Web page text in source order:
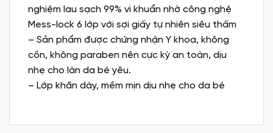
nghiệm lau sạch 99% vi khuẩn nhờ công nghệ
Mess-lock 6 lớp với sợi giấy tự nhiên siêu thấm
– Sản phẩm được chứng nhận Y khoa, không
cồn, không paraben nên cực kỳ an toàn, dịu
nhẹ cho làn da bé yêu.
– Lớp khăn dày, mềm mịn dịu nhẹ cho da bé